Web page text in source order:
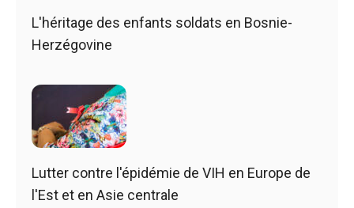
L'héritage des enfants soldats en Bosnie-
Herzégovine
Lutter contre l'épidémie de VIH en Europe de
l'Est et en Asie centrale